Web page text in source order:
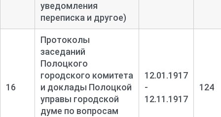
уведомления
переписка и другое)
16
Протоколы
заседаний
Полоцкого
городского комитета
и доклады Полоцкой
управы городской
думе по вопросам
12.01.1917
-
12.11.1917
124